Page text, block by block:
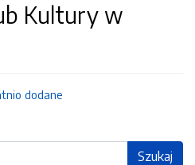
Kultury w
dodane
Szukaj